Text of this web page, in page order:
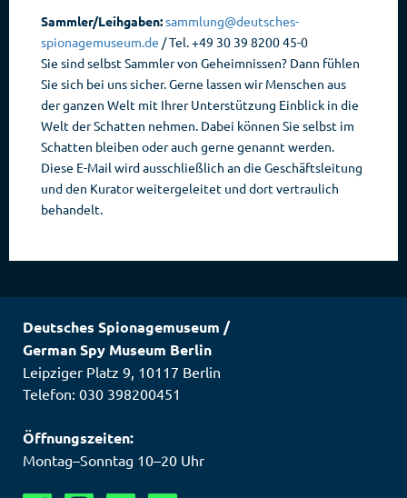
Sammler/Leihgaben:sammlung@deutsches-
spionagemuseum.de / Tel. +49 30 39 8200 45-0
Sie sind selbst Sammler von Geheimnissen? Dann fühlen
Sie sich bei uns sicher. Gerne lassen wir Menschen aus
der ganzen Welt mit Ihrer Unterstützung Einblick in die
Welt der Schatten nehmen. Dabei können Sie selbst im
Schatten bleiben oder auch gerne genannt werden.
Diese E-Mail wird ausschließlich an die Geschäftsleitung
und den Kurator weitergeleitet und dort vertraulich
behandelt.
Deutsches Spionagemuseum /
German Spy Museum Berlin
Leipziger Platz 9, 10117 Berlin
Telefon: 030 398200451
Öffnungszeiten:
Montag–Sonntag 10–20 Uhr